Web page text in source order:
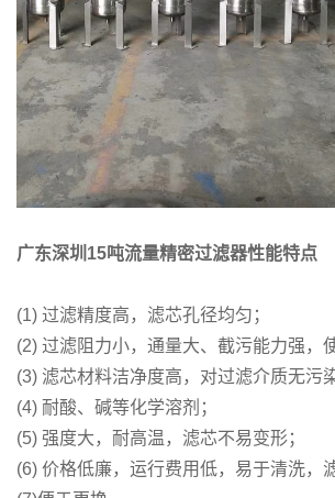
广东深圳15吨流量精密过滤器性能特点
(1) 过滤精度高，滤芯孔径均匀；
(2) 过滤阻力小，通量大、截污能力强，
(3) 滤芯材料洁净度高，对过滤介质无污染
(4) 耐酸、碱等化学溶剂；
(5) 强度大，耐高温，滤芯不易变形；
(6) 价格低廉，运行费用低，易于清洗，